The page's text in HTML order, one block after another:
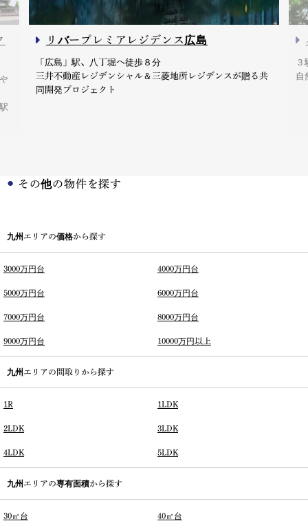
リバープレミアレジデンス広島
「広島」駅、八丁堀へ徒歩８分
三井不動産レジデンシャル＆三菱地所レジデンスが贈る共
同開発プロジェクト
３
自
その他の物件を探す
九州エリアの価格から探す
3000万円台 4000万円台
5000万円台 6000万円台
7000万円台 8000万円台
9000万円台 10000万円以上
九州エリアの間取りから探す
1R 1LDK
2LDK 3LDK
4LDK 5LDK
九州エリアの専有面積から探す
30㎡台 40㎡台